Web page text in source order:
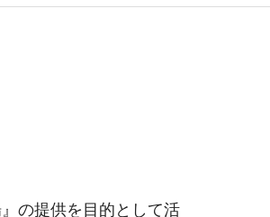
の提供を目的として活